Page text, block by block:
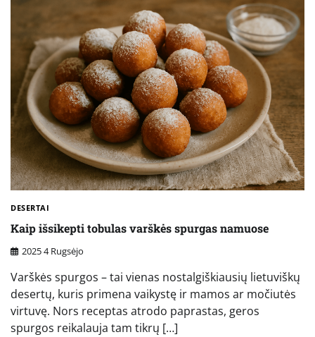
DESERTAI
Kaip išsikepti tobulas varškės spurgas namuose
2025 4 Rugsėjo
Varškės spurgos – tai vienas nostalgiškiausių lietuviškų
desertų, kuris primena vaikystę ir mamos ar močiutės
virtuvę. Nors receptas atrodo paprastas, geros
spurgos reikalauja tam tikrų […]